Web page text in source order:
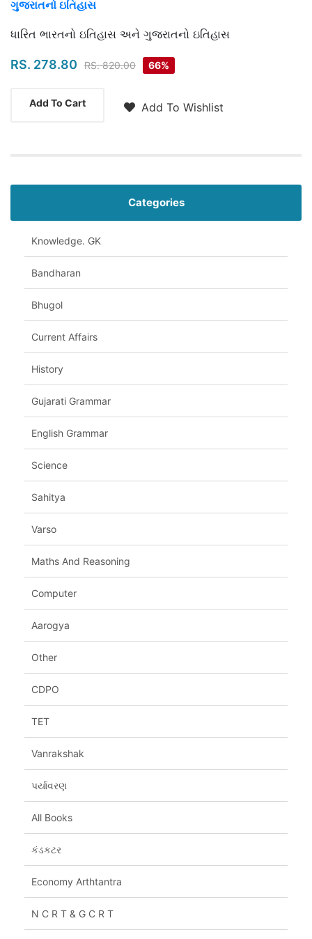
ગુજરાતનો ઇતિહાસ
Highlights
ધારિત ભારતનો ઇતિહાસ અને ગુજરાતનો ઇતિહાસ
RS. 278.80 RS. 820.00 66%
Add To Cart Add To Wishlist
Categories
Knowledge. GK
Bandharan
Bhugol
Current Affairs
History
Gujarati Grammar
English Grammar
Science
Sahitya
Varso
Maths And Reasoning
Computer
Aarogya
Other
CDPO
TET
Vanrakshak
પર્યાવરણ
All Books
કંડકટર
Economy Arthtantra
N C R T & G C R T